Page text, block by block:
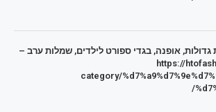
גדולות, אופנה, בגדי ספורט לילדים, שמלות ערב –
https://
category/